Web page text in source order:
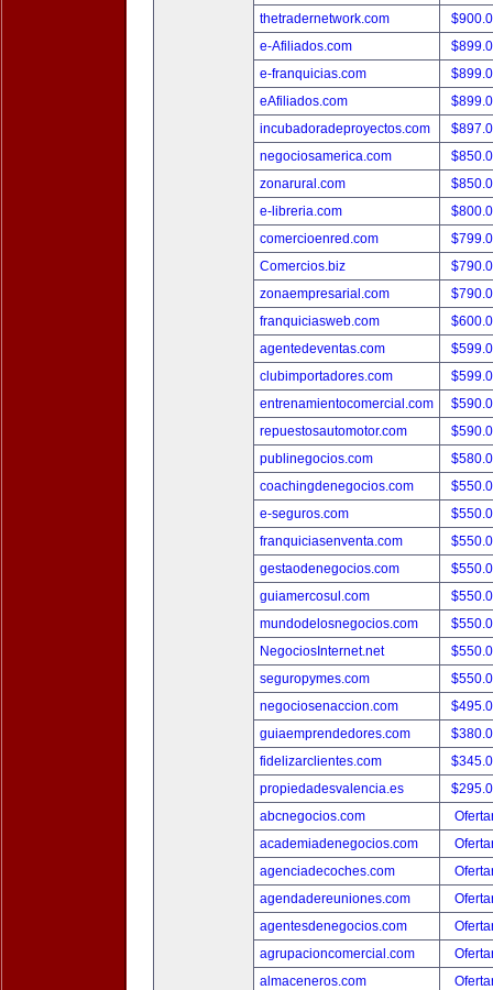
thetradernetwork.com
e-Afiliados.com
e-franquicias.com
eAfiliados.com
incubadoradeproyectos.com
negociosamerica.com
zonarural.com
e-libreria.com
comercioenred.com
Comercios.biz
zonaempresarial.com
franquiciasweb.com
agentedeventas.com
clubimportadores.com
entrenamientocomercial.com
repuestosautomotor.com
publinegocios.com
coachingdenegocios.com
e-seguros.com
franquiciasenventa.com
gestaodenegocios.com
guiamercosul.com
mundodelosnegocios.com
NegociosInternet.net
seguropymes.com
negociosenaccion.com
guiaemprendedores.com
fidelizarclientes.com
propiedadesvalencia.es
abcnegocios.com
academiadenegocios.com
agenciadecoches.com
agendadereuniones.com
agentesdenegocios.com
agrupacioncomercial.com
almaceneros.com